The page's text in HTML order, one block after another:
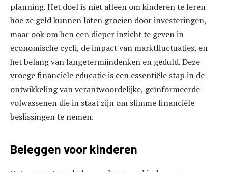
planning. Het doel is niet alleen om kinderen te leren
hoe ze geld kunnen laten groeien door investeringen,
maar ook om hen een dieper inzicht te geven in
economische cycli, de impact van marktfluctuaties, en
het belang van langetermijndenken en geduld. Deze
vroege financiële educatie is een essentiële stap in de
ontwikkeling van verantwoordelijke, geïnformeerde
volwassenen die in staat zijn om slimme financiële
beslissingen te nemen.
Beleggen voor kinderen